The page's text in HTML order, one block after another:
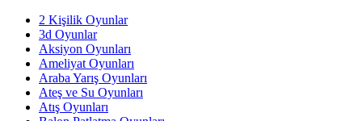
2 Kişilik Oyunlar
3d Oyunlar
Aksiyon Oyunları
Ameliyat Oyunları
Araba Yarış Oyunları
Ateş ve Su Oyunları
Atış Oyunları